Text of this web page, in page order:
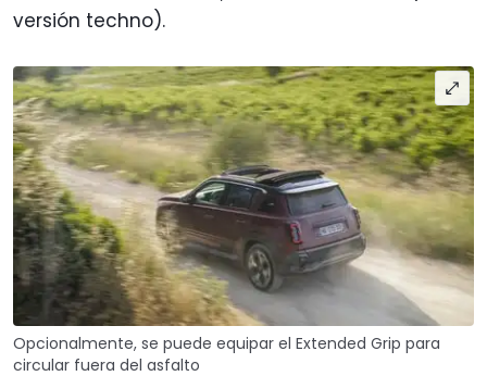
versión techno).
Opcionalmente, se puede equipar el Extended Grip para
circular fuera del asfalto